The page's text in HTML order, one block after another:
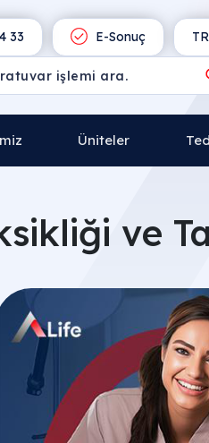
TR
E-Sonuç
33
Üniteler
ve